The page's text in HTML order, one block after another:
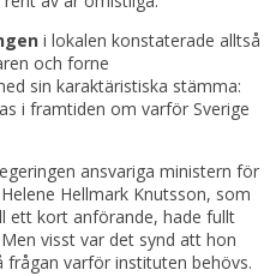
i lokalen konstaterade alltså
och forne
sin karaktäristiska stämma:
i framtiden om varför Sverige
ansvariga ministern för
Hellmark Knutsson, som
ett kort anförande, hade fullt
visst var det synd att hon
varför instituten behövs.